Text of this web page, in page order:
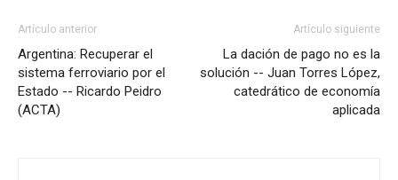
Artículo anterior
Argentina: Recuperar el
sistema ferroviario por el
Estado -- Ricardo Peidro
(ACTA)
Artículo siguiente
La dación de pago no es la
solución -- Juan Torres López,
catedrático de economía
aplicada